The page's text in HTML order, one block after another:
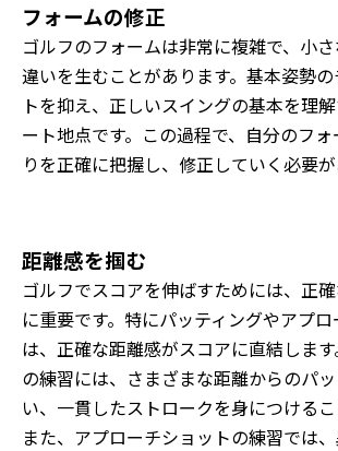
フォームの修正
ゴルフのフォームは非常に複雑で、小
違いを生むことがあります。基本姿勢
トを抑え、正しいスイングの基本を理
ート地点です。この過程で、自分のフ
りを正確に把握し、修正していく必要が
距離感を掴む
ゴルフでスコアを伸ばすためには、正
に重要です。特にパッティングやアプ
は、正確な距離感がスコアに直結しま
の練習には、さまざまな距離からのパ
い、一貫したストロークを身につけるこ
また、アプローチショットの練習では